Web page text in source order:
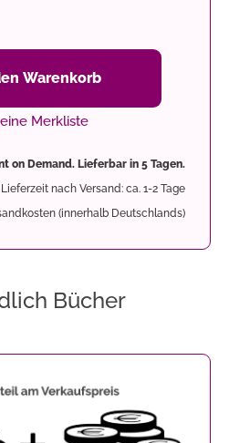
Warenkorb
Merkliste
on Demand. Lieferbar in 5 Tagen.
nach Versand: ca. 1-2 Tage
(innerhalb Deutschlands)
Bücher